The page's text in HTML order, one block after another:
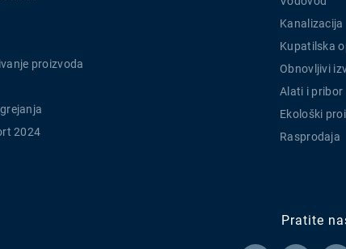
proizvoda
2024
Kanalizacija
Kupatilska
Obnovljivi
Alati i pribor
Ekološki
Rasprodaja
Pratite